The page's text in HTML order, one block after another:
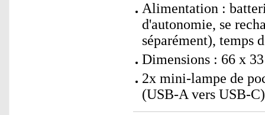
Alimentation :
d'autonomie, se
séparément), temps
Dimensions : 66 x
2x mini-lampe de
(USB-A vers USB-